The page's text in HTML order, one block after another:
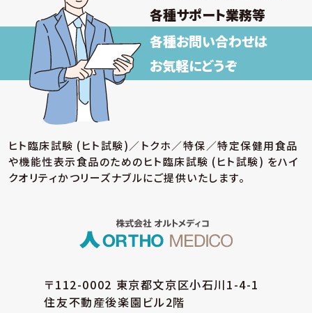
各種サポート業務等
各種お問い合わせは
お気軽にどうぞ
ヒト臨床試験 (ヒト試験)／トクホ／特保／特定保健用食品
や機能性表示食品のためのヒト臨床試験 (ヒト試験) をハイ
クオリティかつリーズナブルにご提供いたします。
〒112-0002 東京都文京区小石川1-4-1
住友不動産後楽園ビル2階